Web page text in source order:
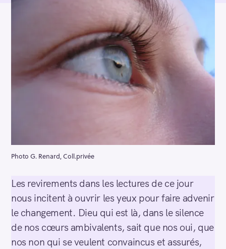
Photo G. Renard, Coll.privée
Les revirements dans les lectures de ce jour
nous incitent à ouvrir les yeux pour faire advenir
le changement. Dieu qui est là, dans le silence
de nos cœurs ambivalents, sait que nos oui, que
nos non qui se veulent convaincus et assurés,